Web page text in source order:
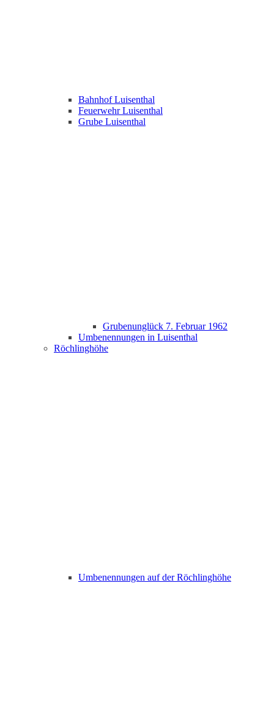
Bahnhof Luisenthal
Feuerwehr Luisenthal
Grube Luisenthal
Grubenunglück 7. Februar 1962
Umbenennungen in Luisenthal
Röchlinghöhe
Umbenennungen auf der Röchlinghöhe